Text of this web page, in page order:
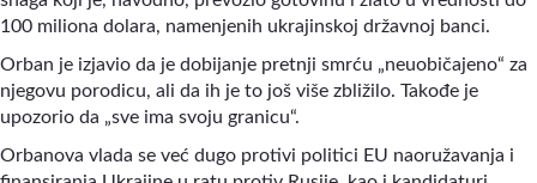
100 miliona dolara, namenjenih ukrajinskoj državnoj banci.
Orban je izjavio da je dobijanje pretnji smrću „neuobičajeno“ za
njegovu porodicu, ali da ih je to još više zbližilo. Takođe je
upozorio da „sve ima svoju granicu“.
Orbanova vlada se već dugo protivi politici EU naoružavanja i